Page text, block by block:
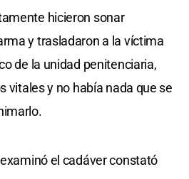
hicieron sonar
y trasladaron a la víctima
de la unidad penitenciaria,
vitales y no había nada que se
el cadáver constató